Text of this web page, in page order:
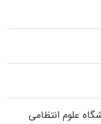
ﻋﻠﻮم انتظامی